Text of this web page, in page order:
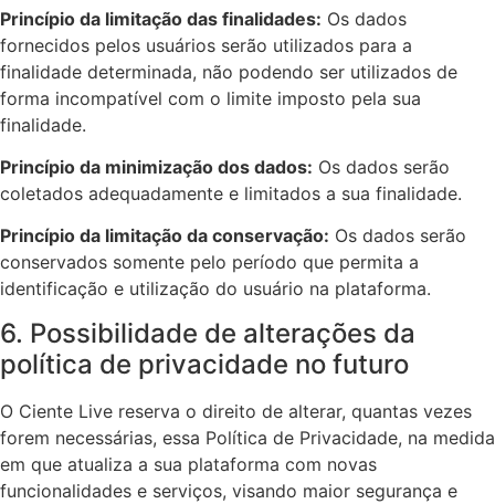
Princípio da limitação das finalidades: Os dados
fornecidos pelos usuários serão utilizados para a
finalidade determinada, não podendo ser utilizados de
forma incompatível com o limite imposto pela sua
finalidade.
Princípio da minimização dos dados: Os dados serão
coletados adequadamente e limitados a sua finalidade.
Princípio da limitação da conservação: Os dados serão
conservados somente pelo período que permita a
identificação e utilização do usuário na plataforma.
6. Possibilidade de alterações da
política de privacidade no futuro
O Ciente Live reserva o direito de alterar, quantas vezes
forem necessárias, essa Política de Privacidade, na medida
em que atualiza a sua plataforma com novas
funcionalidades e serviços, visando maior segurança e